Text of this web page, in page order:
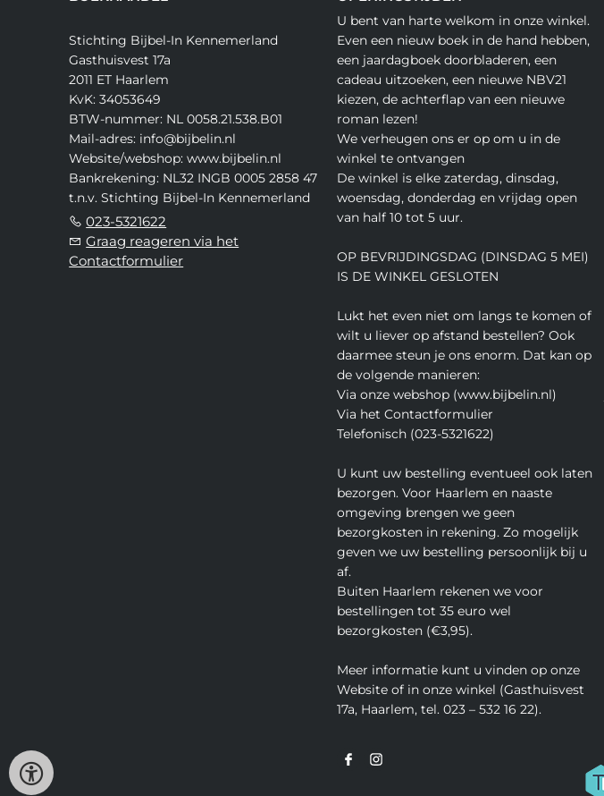
Stichting Bijbel-In Kennemerland
Gasthuisvest 17a
2011 ET Haarlem
KvK: 34053649
BTW-nummer: NL 0058.21.538.B01
Mail-adres: info@bijbelin.nl
Website/webshop: www.bijbelin.nl
Bankrekening: NL32 INGB 0005 2858 47
t.n.v. Stichting Bijbel-In Kennemerland
023-5321622
Graag reageren via het
Contactformulier
U bent van harte welkom in onze winkel.
Even een nieuw boek in de hand hebben,
een jaardagboek doorbladeren, een
cadeau uitzoeken, een nieuwe NBV21
kiezen, de achterflap van een nieuwe
roman lezen!
We verheugen ons er op om u in de
winkel te ontvangen
De winkel is elke zaterdag, dinsdag,
woensdag, donderdag en vrijdag open
van half 10 tot 5 uur.
OP BEVRIJDINGSDAG (DINSDAG 5 MEI)
IS DE WINKEL GESLOTEN
Lukt het even niet om langs te komen of
wilt u liever op afstand bestellen? Ook
daarmee steun je ons enorm. Dat kan op
de volgende manieren:
Via onze webshop (www.bijbelin.nl)
Via het Contactformulier
Telefonisch (023-5321622)
U kunt uw bestelling eventueel ook laten
bezorgen. Voor Haarlem en naaste
omgeving brengen we geen
bezorgkosten in rekening. Zo mogelijk
geven we uw bestelling persoonlijk bij u
af.
Buiten Haarlem rekenen we voor
bestellingen tot 35 euro wel
bezorgkosten (€3,95).
Meer informatie kunt u vinden op onze
Website of in onze winkel (Gasthuisvest
17a, Haarlem, tel. 023 – 532 16 22).